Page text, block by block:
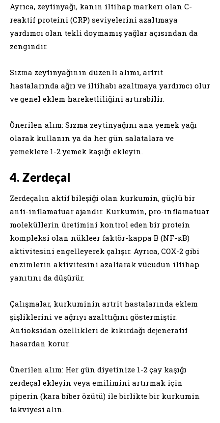
Ayrıca, zeytinyağı, kanın iltihap markerı olan C-
reaktif proteini (CRP) seviyelerini azaltmaya
yardımcı olan tekli doymamış yağlar açısından da
zengindir.
Sızma zeytinyağının düzenli alımı, artrit
hastalarında ağrı ve iltihabı azaltmaya yardımcı olur
ve genel eklem hareketliliğini artırabilir.
Önerilen alım: Sızma zeytinyağını ana yemek yağı
olarak kullanın ya da her gün salatalara ve
yemeklere 1-2 yemek kaşığı ekleyin.
4. Zerdeçal
Zerdeçalın aktif bileşiği olan kurkumin, güçlü bir
anti-inflamatuar ajandır. Kurkumin, pro-inflamatuar
moleküllerin üretimini kontrol eden bir protein
kompleksi olan nükleer faktör-kappa B (NF-κB)
aktivitesini engelleyerek çalışır. Ayrıca, COX-2 gibi
enzimlerin aktivitesini azaltarak vücudun iltihap
yanıtını da düşürür.
Çalışmalar, kurkuminin artrit hastalarında eklem
şişliklerini ve ağrıyı azalttığını göstermiştir.
Antioksidan özellikleri de kıkırdağı dejeneratif
hasardan korur.
Önerilen alım: Her gün diyetinize 1-2 çay kaşığı
zerdeçal ekleyin veya emilimini artırmak için
piperin (kara biber özütü) ile birlikte bir kurkumin
takviyesi alın.